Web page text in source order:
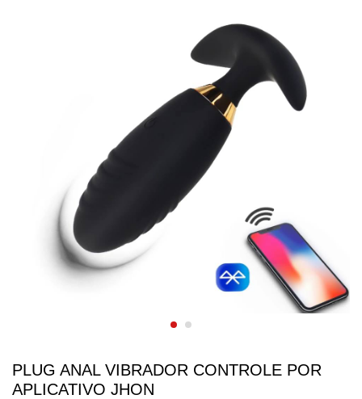
PLUG ANAL VIBRADOR CONTROLE POR
APLICATIVO JHON